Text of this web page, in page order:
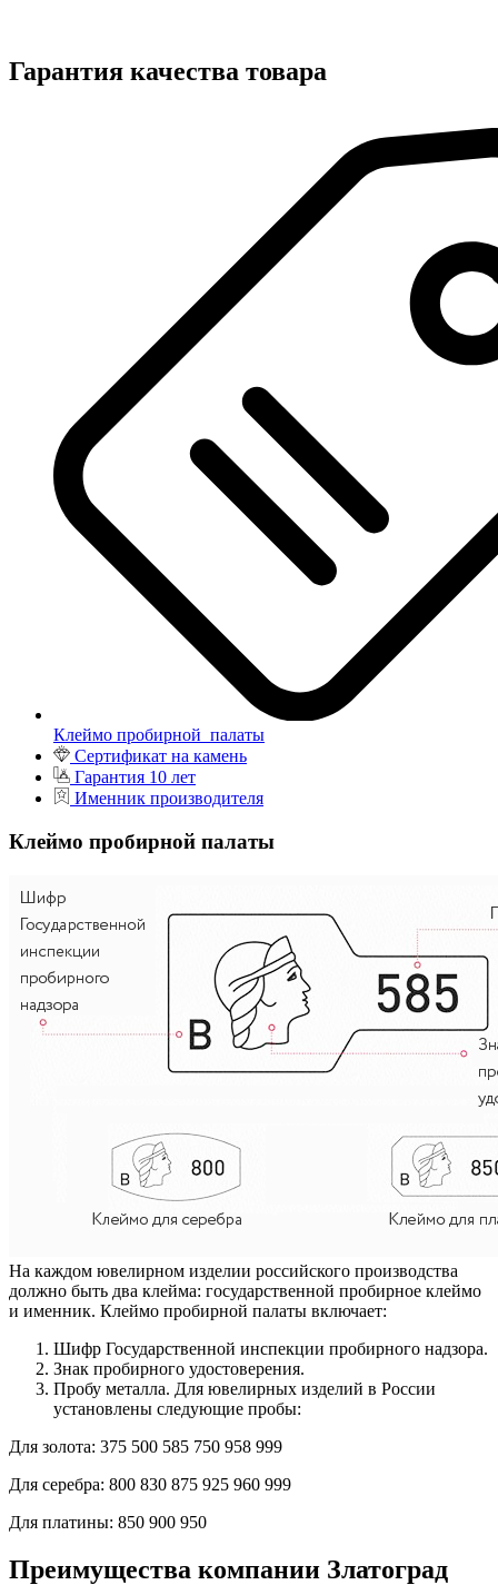
Гарантия качества товара
Клеймо пробирной палаты
Сертификат на камень
Гарантия 10 лет
Именник производителя
Клеймо пробирной палаты
На каждом ювелирном изделии российского производства
должно быть два клейма: государственной пробирное клеймо
и именник. Клеймо пробирной палаты включает:
Шифр Государственной инспекции пробирного надзора.
Знак пробирного удостоверения.
Пробу металла. Для ювелирных изделий в России
установлены следующие пробы:
Для золота: 375 500 585 750 958 999
Для серебра: 800 830 875 925 960 999
Для платины: 850 900 950
Преимущества компании Златоград